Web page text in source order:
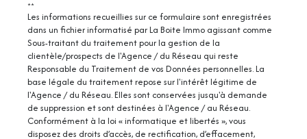
**
Les informations recueillies sur ce formulaire sont enregistrées
dans un fichier informatisé par La Boite Immo agissant comme
Sous-traitant du traitement pour la gestion de la
clientèle/prospects de l'Agence / du Réseau qui reste
Responsable du Traitement de vos Données personnelles. La
base légale du traitement repose sur l'intérêt légitime de
l'Agence / du Réseau. Elles sont conservées jusqu'à demande
de suppression et sont destinées à l'Agence / au Réseau.
Conformément à la loi « informatique et libertés », vous
disposez des droits d’accès, de rectification, d’effacement,